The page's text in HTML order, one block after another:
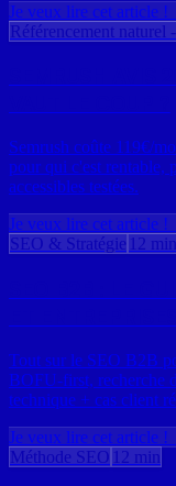
Je veux lire cet article
Référencement naturel
Semrush coûte 119€/
pour qui c'est rentable,
accessibles testées.
Je veux lire cet article
SEO & Stratégie 12 min
Tout sur le SEO B2B
BOFU-first, recherche
technique + cas client
Je veux lire cet article
Méthode SEO 12 min